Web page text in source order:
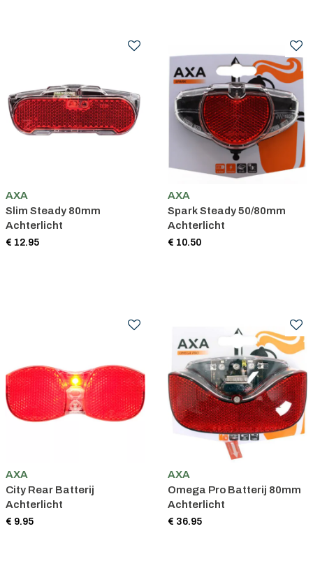
AXA
Slim Steady 80mm
Achterlicht
€ 12.95
AXA
Spark Steady 50/80mm
Achterlicht
€ 10.50
AXA
City Rear Batterij
Achterlicht
€ 9.95
AXA
Omega Pro Batterij 80mm
Achterlicht
€ 36.95